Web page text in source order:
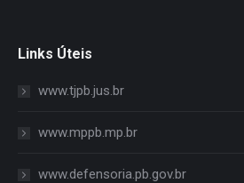
Links Úteis
www.tjpb.jus.br
www.mppb.mp.br
www.defensoria.pb.gov.br